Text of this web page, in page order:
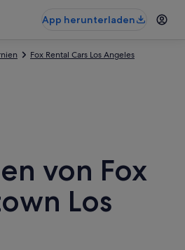
App herunterladen
Fox Rental Cars Los Angeles
von Fox
Los